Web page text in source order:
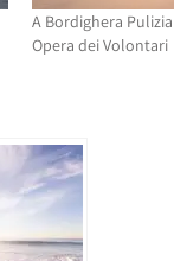
A Bordighera
Opera dei Volontari